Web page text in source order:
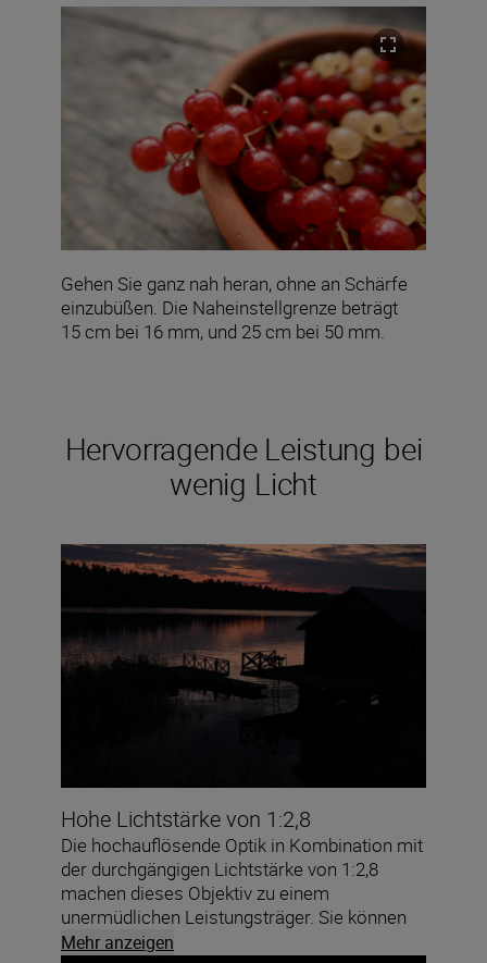
Gehen Sie ganz nah heran, ohne an Schärfe
einzubüßen. Die Naheinstellgrenze beträgt
15 cm bei 16 mm, und 25 cm bei 50 mm.
Hervorragende Leistung bei
wenig Licht
Hohe Lichtstärke von 1:2,8
Die hochauflösende Optik in Kombination mit
der durchgängigen Lichtstärke von 1:2,8
machen dieses Objektiv zu einem
unermüdlichen Leistungsträger. Sie können
mehr Details bei niedrigeren ISO-Werten
Mehr anzeigen